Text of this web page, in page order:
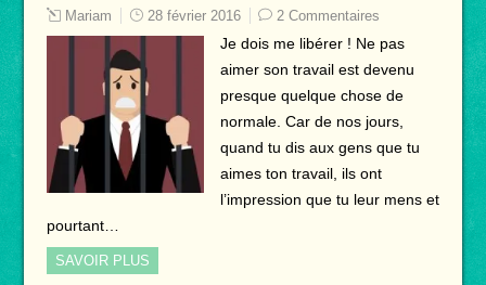
Mariam 28 février 2016 2 Commentaires
Je dois me libérer ! Ne pas
aimer son travail est devenu
presque quelque chose de
normale. Car de nos jours,
quand tu dis aux gens que tu
aimes ton travail, ils ont
l’impression que tu leur mens et
pourtant…
SAVOIR PLUS